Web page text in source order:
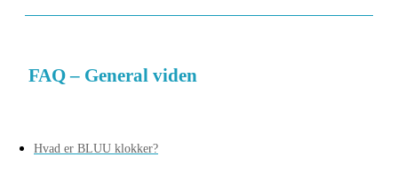
FAQ – General viden
Hvad er BLUU klokker?